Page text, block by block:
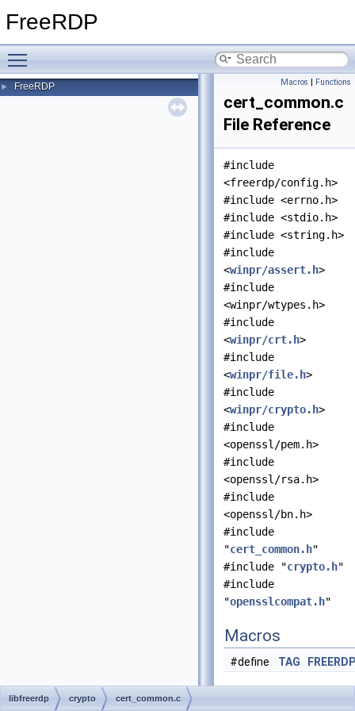
FreeRDP
► FreeRDP Macros | Functions
cert_common.c
File Reference
#include
<freerdp/config.h>
#include <errno.h>
#include <stdio.h>
#include <string.h>
#include
<winpr/assert.h>
#include
<winpr/wtypes.h>
#include
<winpr/crt.h>
#include
<winpr/file.h>
#include
<winpr/crypto.h>
#include
<openssl/pem.h>
#include
<openssl/rsa.h>
#include
<openssl/bn.h>
#include
"cert_common.h"
#include "crypto.h"
#include
"opensslcompat.h"
Macros
#define TAG
Functions
libfreerdp crypto cert_common.c